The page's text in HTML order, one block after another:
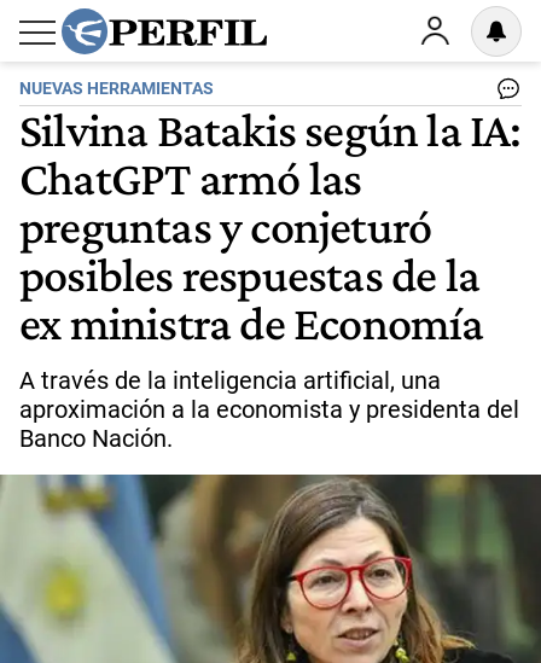
NUEVAS HERRAMIENTAS
Silvina Batakis según la IA:
ChatGPT armó las
preguntas y conjeturó
posibles respuestas de la
ex ministra de Economía
A través de la inteligencia artificial, una
aproximación a la economista y presidenta del
Banco Nación.